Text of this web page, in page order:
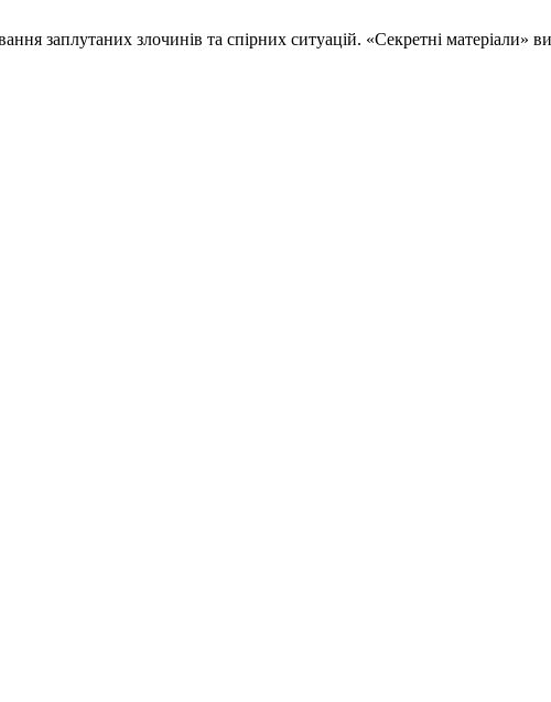
заплутаних злочинів та спірних ситуацій. «Секретні